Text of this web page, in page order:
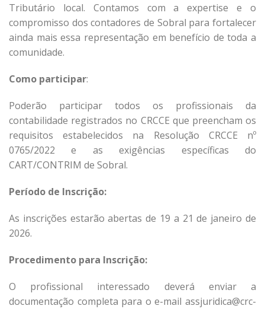
Tributário local. Contamos com a expertise e o
compromisso dos contadores de Sobral para fortalecer
ainda mais essa representação em benefício de toda a
comunidade.
Como participar:
Poderão participar todos os profissionais da
contabilidade registrados no CRCCE que preencham os
requisitos estabelecidos na Resolução CRCCE nº
0765/2022 e as exigências específicas do
CART/CONTRIM de Sobral.
Período de Inscrição:
As inscrições estarão abertas de 19 a 21 de janeiro de
2026.
Procedimento para Inscrição:
O profissional interessado deverá enviar a
documentação completa para o e-mail assjuridica@crc-